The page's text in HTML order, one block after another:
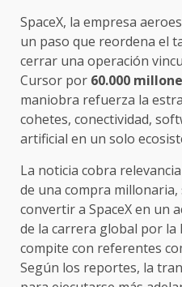
SpaceX, la empresa
un paso que reordena el
cerrar una operación
Cursor por 60.000
maniobra refuerza la
cohetes, conectividad,
artificial en un solo
La noticia cobra
de una compra
convertir a SpaceX en un
de la carrera global por la
compite con referentes
Según los reportes, la